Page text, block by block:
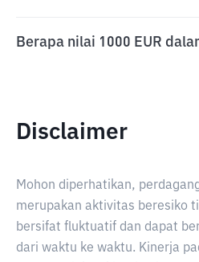
Berapa nilai 1000 EUR
Disclaimer
Mohon diperhatikan,
merupakan aktivitas beresiko
bersifat fluktuatif dan dapat
dari waktu ke waktu. Kinerja